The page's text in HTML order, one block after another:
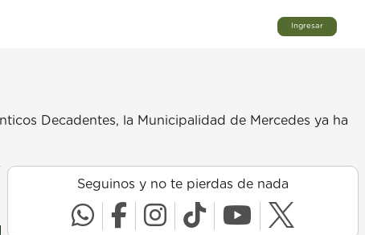
Ingresar
Decadentes, la Municipalidad de Mercedes ya ha
Seguinos y no te pierdas de nada